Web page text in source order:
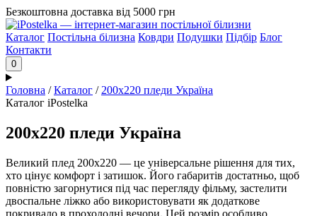
Безкоштовна доставка від 5000 грн
Каталог Постільна білизна Ковдри Подушки Підбір Блог
Контакти
0
Головна /Каталог / 200х220 пледи Україна
Каталог iPostelka
200х220 пледи Україна
Великий плед 200х220 — це універсальне рішення для тих,
хто цінує комфорт і затишок. Його габаритів достатньо, щоб
повністю загорнутися під час перегляду фільму, застелити
двоспальне ліжко або використовувати як додаткове
покривало в прохолодні вечори. Цей розмір особливо